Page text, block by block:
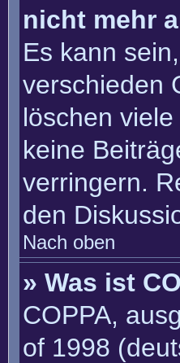
nicht mehr
Es kann
verschieden
löschen
keine
verringern.
den
Nach oben
» Was ist
COPPA,
of 1998